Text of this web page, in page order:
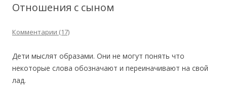
Отношения с сыном
Комментарии (17)
Дети мыслят образами. Они не могут понять что
некоторые слова обозначают и переиначивают на свой
лад.